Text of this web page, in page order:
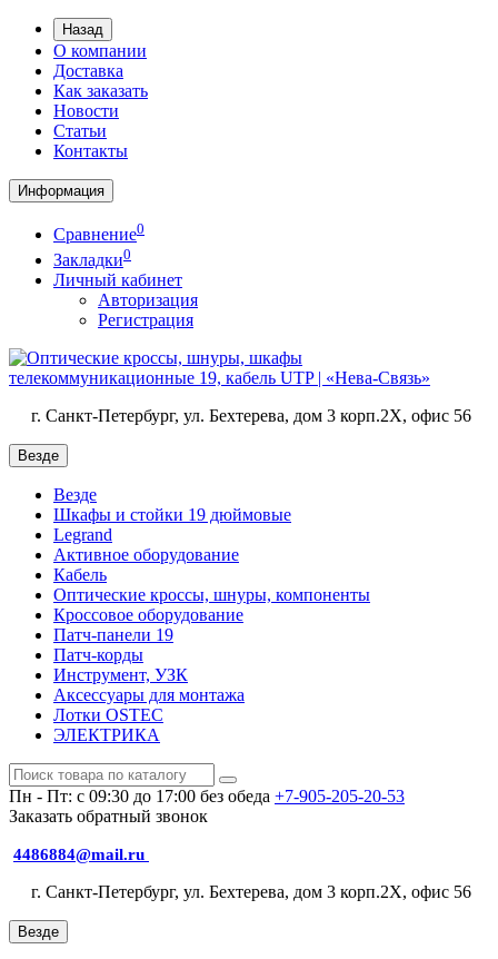
Назад
О компании
Доставка
Как заказать
Новости
Статьи
Контакты
Информация
Сравнение0
Закладки0
Личный кабинет
Авторизация
Регистрация
г. Санкт-Петербург, ул. Бехтерева, дом 3 корп.2X, офис 56
Везде
Везде
Шкафы и стойки 19 дюймовые
Legrand
Активное оборудование
Кабель
Оптические кроссы, шнуры, компоненты
Кроссовое оборудование
Патч-панели 19
Патч-корды
Инструмент, УЗК
Аксессуары для монтажа
Лотки OSTEC
ЭЛЕКТРИКА
Пн - Пт: с 09:30 до 17:00 без обеда +7-905-205-20-53
Заказать обратный звонок
4486884@mail.ru
г. Санкт-Петербург, ул. Бехтерева, дом 3 корп.2X, офис 56
Везде